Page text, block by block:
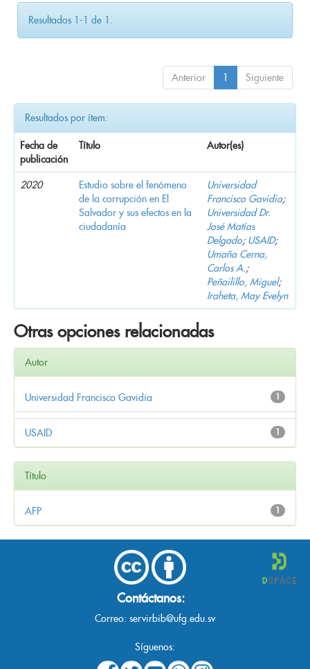
Resultados 1-1 de 1.
Anterior 1 Siguiente
Resultados por ítem:
Fecha de
publicación
Título Autor(es)
2020
Estudio sobre el fenómeno
de la corrupción en El
Salvador y sus efectos en la
ciudadanía
Universidad
Francisco Gavidia;
Universidad Dr.
José Matías
Delgado; USAID;
Umaña Cerna,
Carlos A.;
Peñailillo, Miguel;
Iraheta, May Evelyn
Otras opciones relacionadas
Autor
1
Universidad Francisco Gavidia
1
USAID
Título
1
AFP
Contáctanos:
Correo: servirbib@ufg.edu.sv
Síguenos: